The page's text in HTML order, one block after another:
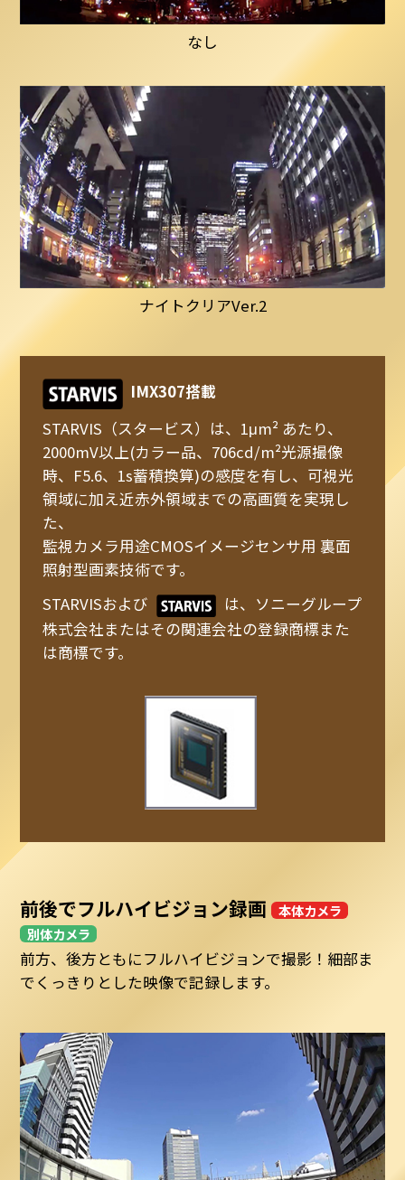
なし
ナイトクリアVer.2
IMX307搭載
STARVIS（スタービス）は、1μm² あたり、
2000mV以上(カラー品、706cd/m²光源撮像
時、F5.6、1s蓄積換算)の感度を有し、可視光
領域に加え近赤外領域までの高画質を実現し
た、
監視カメラ用途CMOSイメージセンサ用 裏面
照射型画素技術です。
STARVISおよび
は、ソニーグループ
株式会社またはその関連会社の登録商標また
は商標です。
前後でフルハイビジョン録画 本体カメラ
別体カメラ
前方、後方ともにフルハイビジョンで撮影！細部ま
でくっきりとした映像で記録します。